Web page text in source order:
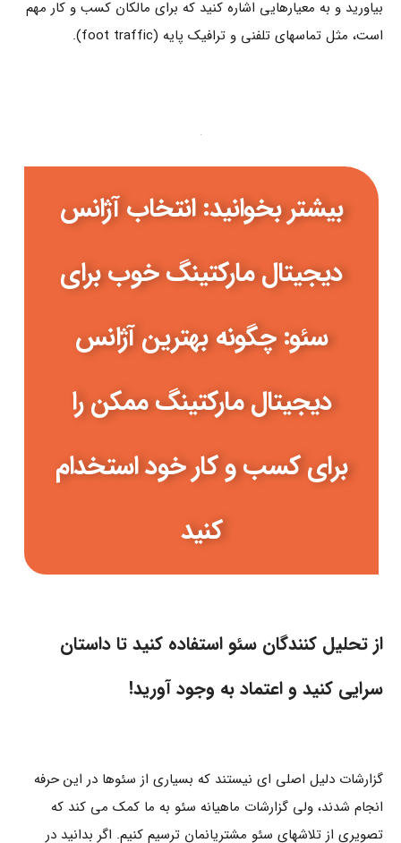
بیاورید و به معیارهایی اشاره کنید که برای مالکان کسب و کار مهم
است، مثل تماسهای تلفنی و ترافیک پایه (foot traffic).
بیشتر بخوانید: انتخاب آژانس
دیجیتال مارکتینگ خوب برای
سئو: چگونه بهترین آژانس
دیجیتال مارکتینگ ممکن را
برای کسب و کار خود استخدام
کنید
از تحلیل کنندگان سئو استفاده کنید تا داستان
سرایی کنید و اعتماد به وجود آورید!
گزارشات دلیل اصلی ای نیستند که بسیاری از سئوها در این حرفه
انجام شدند، ولی گزارشات ماهیانه سئو به ما کمک می کند که
تصویری از تلاشهای سئو مشتریانمان ترسیم کنیم. اگر بدانید در